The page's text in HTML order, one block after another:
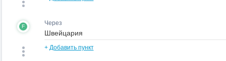
F Через
+ Добавить пункт